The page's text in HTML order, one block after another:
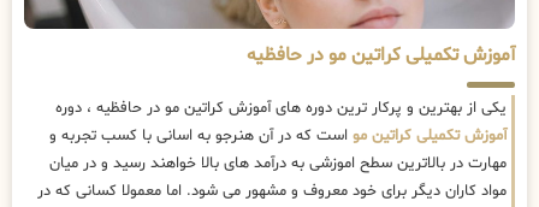
آموزش تکمیلی کراتین مو در حافظیه
یکی از بهترین و پرکار ترین دوره های آموزش کراتین مو در حافظیه ، دوره
آموزش تکمیلی کراتین مو است که در آن هنرجو به اسانی با کسب تجربه و
مهارت در بالاترین سطح اموزشی به درآمد های بالا خواهند رسید و در میان
مواد کاران دیگر برای خود معروف و مشهور می شود. اما معمولا کسانی که در